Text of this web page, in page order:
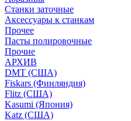
Станки заточные
Аксессуары к станкам
Прочее
Пасты полировочные
Прочие
АРХИВ
DMT (США)
Fiskars (Финляндия)
Flitz (США)
Kasumi (Япония)
Katz (США)